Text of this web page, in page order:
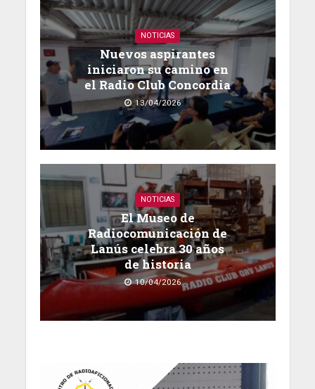
NOTICIAS
Nuevos aspirantes
iniciaron su camino en
el Radio Club Concordia
13/04/2026
NOTICIAS
El Museo de
Radiocomunicación de
Lanús celebra 30 años
de historia
10/04/2026